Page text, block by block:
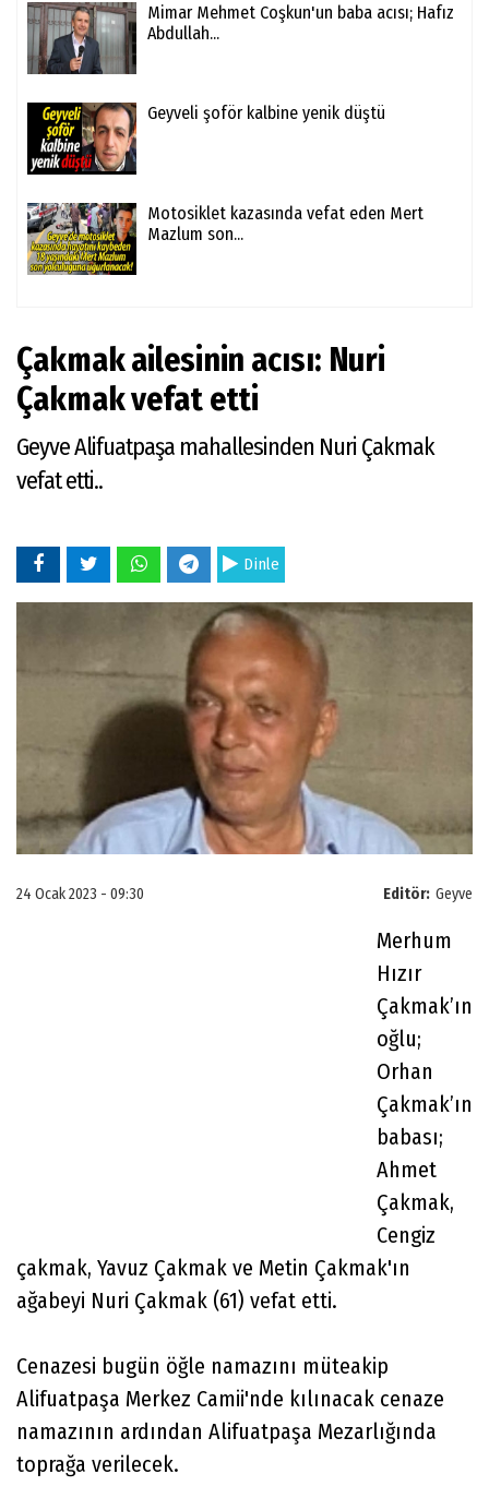
Mimar Mehmet Coşkun'un baba acısı; Hafız
Abdullah...
Geyveli şoför kalbine yenik düştü
Motosiklet kazasında vefat eden Mert
Mazlum son...
Çakmak ailesinin acısı: Nuri
Çakmak vefat etti
Geyve Alifuatpaşa mahallesinden Nuri Çakmak
vefat etti..
Dinle
Editör: Geyve
24 Ocak 2023 - 09:30
Merhum
Hızır
Çakmak’ın
oğlu;
Orhan
Çakmak’ın
babası;
Ahmet
Çakmak,
Cengiz
çakmak, Yavuz Çakmak ve Metin Çakmak'ın
ağabeyi Nuri Çakmak (61) vefat etti.
Cenazesi bugün öğle namazını müteakip
Alifuatpaşa Merkez Camii'nde kılınacak cenaze
namazının ardından Alifuatpaşa Mezarlığında
toprağa verilecek.